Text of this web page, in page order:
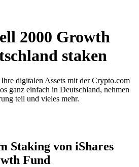
2000 Growth
staken
digitalen Assets mit der Crypto.com
ganz einfach in Deutschland, nehmen
teil und vieles mehr.
Staking von iShares
Fund